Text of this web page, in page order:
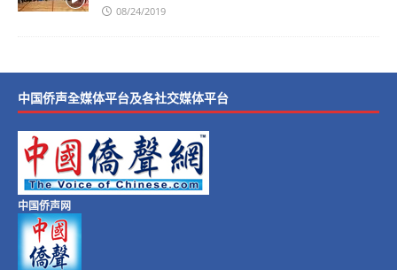
08/24/2019
中国侨声全媒体平台及各社交媒体平台
中国侨声网